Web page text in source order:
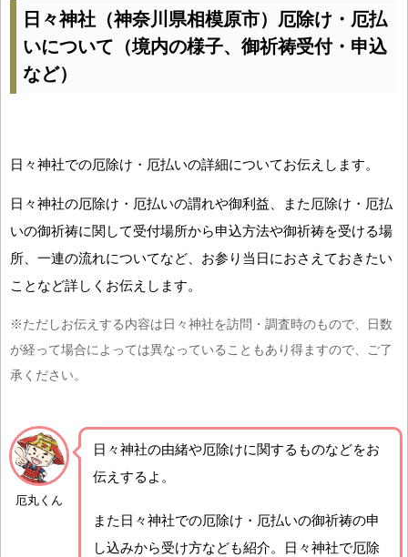
日々神社（神奈川県相模原市）厄除け・厄払
いについて（境内の様子、御祈祷受付・申込
など）
日々神社での厄除け・厄払いの詳細についてお伝えします。
日々神社の厄除け・厄払いの謂れや御利益、また厄除け・厄払
いの御祈祷に関して受付場所から申込方法や御祈祷を受ける場
所、一連の流れについてなど、お参り当日におさえておきたい
ことなど詳しくお伝えします。
※ただしお伝えする内容は日々神社を訪問・調査時のもので、日数
が経って場合によっては異なっていることもあり得ますので、ご了
承ください。
厄丸くん
日々神社の由緒や厄除けに関するものなどをお
伝えするよ。
また日々神社での厄除け・厄払いの御祈祷の申
し込みから受け方なども紹介。日々神社で厄除